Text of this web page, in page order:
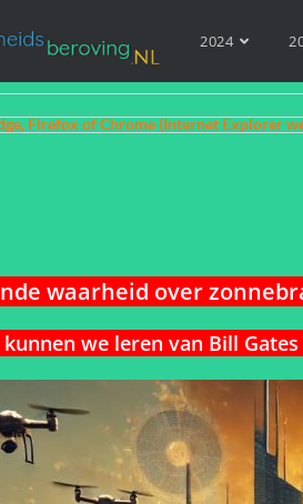
2024
Firefox of Chrome (Internet Explorer
waarheid over
we leren van Bill Gates